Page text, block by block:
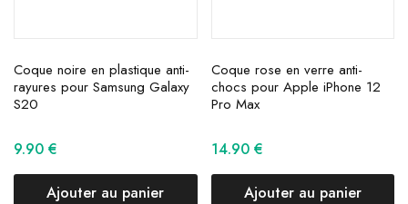
Coque noire en plastique anti-
rayures pour Samsung Galaxy
S20
9.90 €
Ajouter au panier
Coque rose en verre anti-
chocs pour Apple iPhone 12
Pro Max
14.90 €
Ajouter au panier